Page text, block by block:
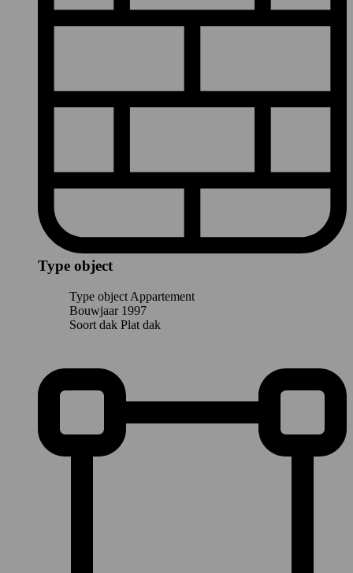
Type object
Type object Appartement
Bouwjaar 1997
Soort dak Plat dak